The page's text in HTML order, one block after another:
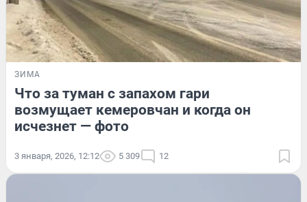
ЗИМА
Что за туман с запахом гари
возмущает кемеровчан и когда он
исчезнет — фото
3 января, 2026, 12:12 5 309 12